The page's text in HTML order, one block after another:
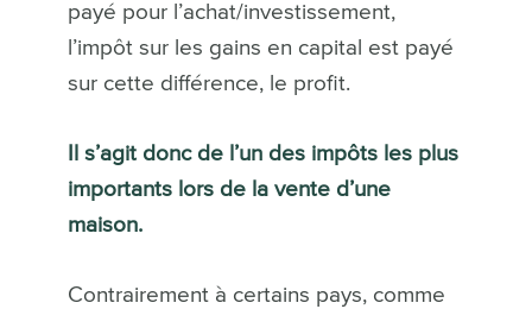
payé pour l’achat/investissement,
l’impôt sur les gains en capital est payé
sur cette différence, le profit.
Il s’agit donc de l’un des impôts les plus
importants lors de la vente d’une
maison.
Contrairement à certains pays, comme